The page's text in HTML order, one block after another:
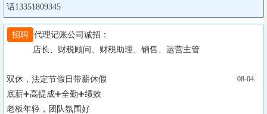
话13351809345
招聘 代理记账公司诚招：
双休，法定节假日带薪休假
底薪➕高提成➕全勤➕绩效
老板年轻，团队氛围好
08-04